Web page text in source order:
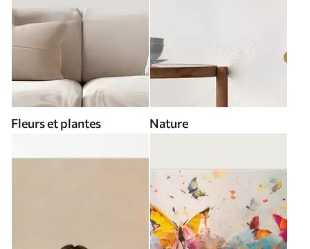
Fleurs et plantes Nature